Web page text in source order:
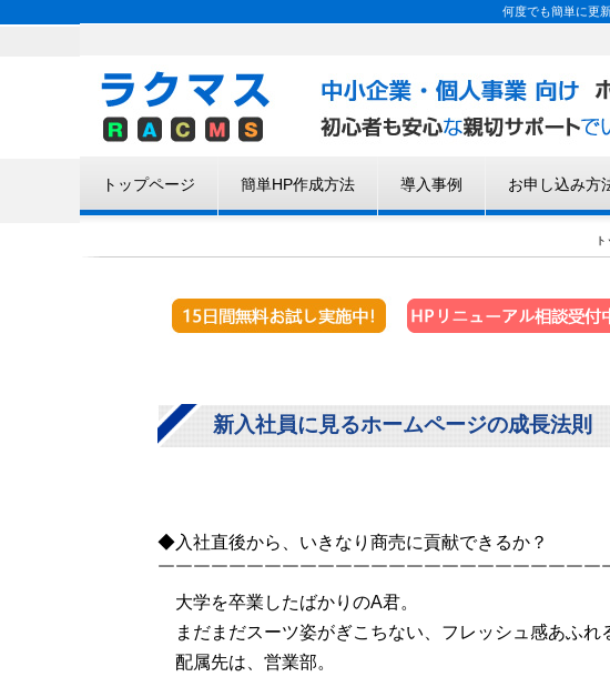
何度でも簡単に更
トップページ 簡単HP作成方法 導入事例 お申し込み方
新入社員に見るホームページの成長法則
◆入社直後から、いきなり商売に貢献できるか？
￣￣￣￣￣￣￣￣￣￣￣￣￣￣￣￣￣￣￣￣￣￣￣￣￣
大学を卒業したばかりのA君。
まだまだスーツ姿がぎこちない、フレッシュ感あふれ
配属先は、営業部。